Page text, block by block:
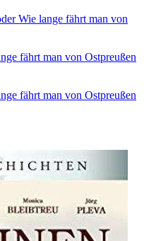
Wie lange fährt man von
fährt man von Ostpreußen
fährt man von Ostpreußen